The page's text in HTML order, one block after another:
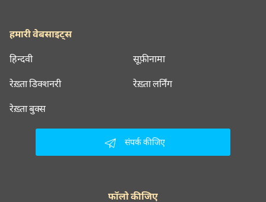
हमारी वेबसाइट्स
हिन्दवी सूफ़ीनामा
रेख़्ता डिक्शनरी रेख़्ता लर्निंग
रेख़्ता बुक्स
संपर्क कीजिए
फॉलो कीजिए